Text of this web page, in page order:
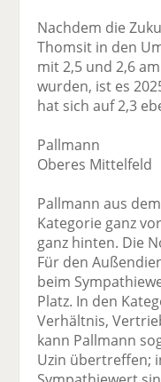
Nachdem die
Thomsit in den
mit 2,5 und 2,6
wurden, ist es
hat sich auf 2,3
Pallmann
Oberes Mittelfeld
Pallmann aus
Kategorie ganz
ganz hinten. Die
Für den
beim
Platz. In den
Verhältnis,
kann Pallmann
Uzin übertreffen;